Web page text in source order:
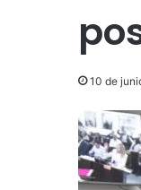
10 de